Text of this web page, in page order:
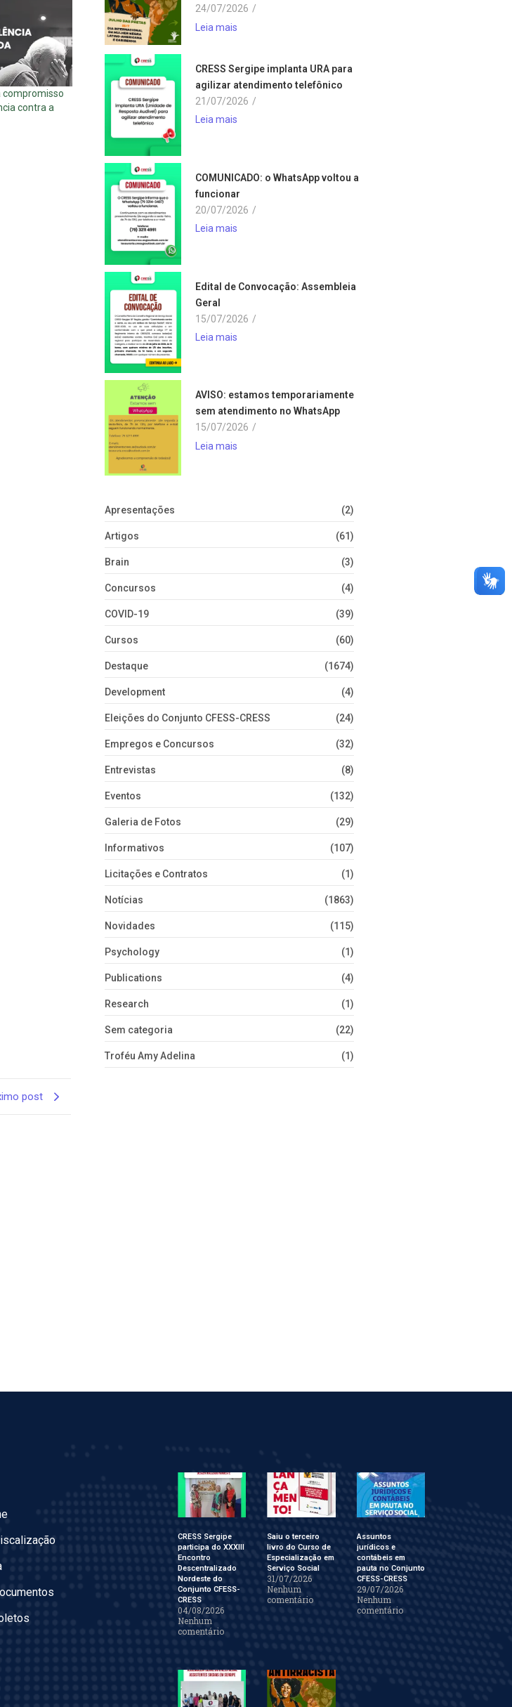
compromisso
contra a
24/07/2026 /
Leia mais
CRESS Sergipe implanta URA para
agilizar atendimento telefônico
21/07/2026 /
Leia mais
COMUNICADO: o WhatsApp voltou a
funcionar
20/07/2026 /
Leia mais
Edital de Convocação: Assembleia
Geral
15/07/2026 /
Leia mais
AVISO: estamos temporariamente
sem atendimento no WhatsApp
15/07/2026 /
Leia mais
Apresentações (2)
Artigos (61)
Brain (3)
Concursos (4)
COVID-19 (39)
Cursos (60)
Destaque (1674)
Development (4)
Eleições do Conjunto CFESS-CRESS (24)
Empregos e Concursos (32)
Entrevistas (8)
Eventos (132)
Galeria de Fotos (29)
Informativos (107)
Licitações e Contratos (1)
Notícias (1863)
Novidades (115)
Psychology (1)
Publications (4)
Research (1)
Sem categoria (22)
Troféu Amy Adelina (1)
post
CRESS Sergipe
participa do XXXIII
Encontro
Descentralizado
Nordeste do
Conjunto CFESS-
CRESS
04/08/2026
Nenhum
comentário
Saiu o terceiro
livro do Curso de
Especialização em
Serviço Social
31/07/2026
Nenhum
comentário
Assuntos
jurídicos e
contábeis em
pauta no Conjunto
CFESS-CRESS
29/07/2026
Nenhum
comentário